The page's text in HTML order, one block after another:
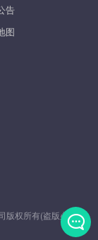
告
图
版权所有(盗版必